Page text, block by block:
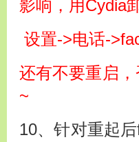
影响，用Cydia
设置->电话-
还有不要重启
~
10、针对重起